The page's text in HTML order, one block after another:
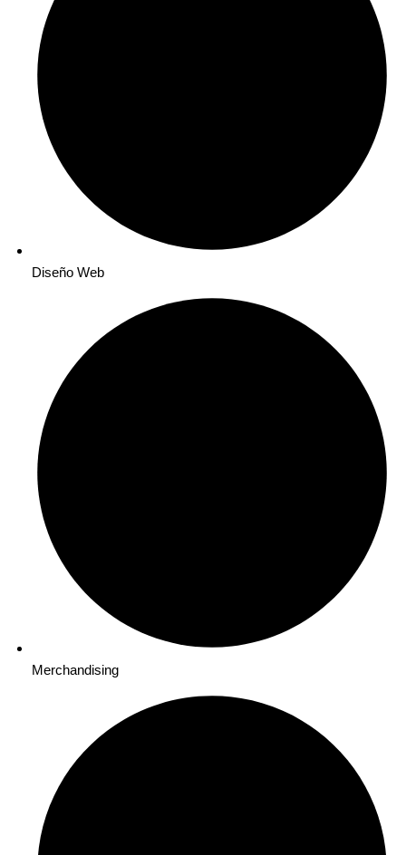
Diseño Web
Merchandising